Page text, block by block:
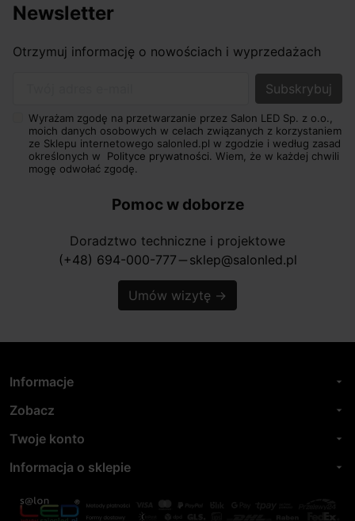
Newsletter
Otrzymuj informację o nowościach i wyprzedażach
Wyrażam zgodę na przetwarzanie przez Salon LED Sp. z o.o.,
moich danych osobowych w celach związanych z korzystaniem
ze Sklepu internetowego salonled.pl w zgodzie i według zasad
określonych w Polityce prywatności. Wiem, że w każdej chwili
mogę odwołać zgodę.
Pomoc w doborze
Doradztwo techniczne i projektowe
(+48) 694-000-777 horizontal_rule sklep@salonled.pl
Umów wizytę →
Informacje arrow_drop_down
Zobacz arrow_drop_down
Twoje konto arrow_drop_down
Informacja o sklepie arrow_drop_down